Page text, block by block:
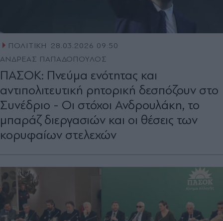
ΠΟΛΙΤΙΚΗ
28.03.2026 09:50
ΑΝΔΡΕΑΣ ΠΑΠΑΔΟΠΟΥΛΟΣ
ΠΑΣΟΚ: Πνεύμα ενότητας και
αντιπολιτευτική ρητορική δεσπόζουν στο
Συνέδριο - Οι στόχοι Ανδρουλάκη, το
μπαράζ διεργασιών και οι θέσεις των
κορυφαίων στελεχών